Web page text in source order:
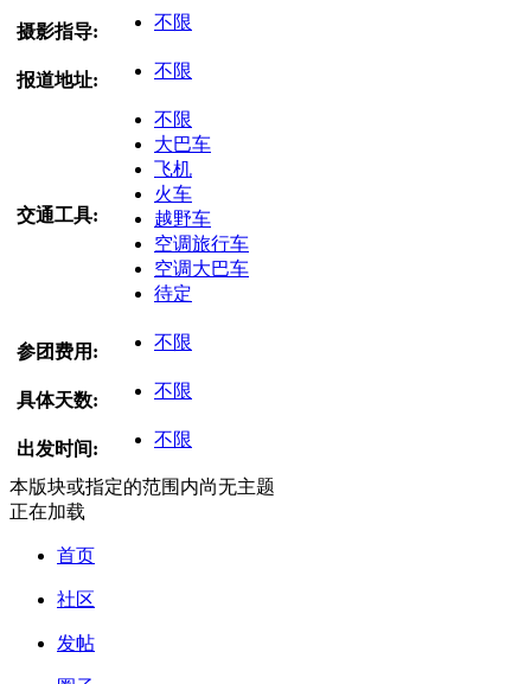
摄影指导: 不限
报道地址: 不限
交通工具:
不限
大巴车
飞机
火车
越野车
空调旅行车
空调大巴车
待定
参团费用: 不限
具体天数: 不限
出发时间: 不限
本版块或指定的范围内尚无主题
正在加载
首页
社区
发帖